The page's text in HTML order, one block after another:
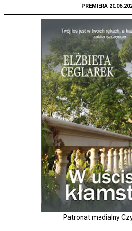
PREMIERA
Patronat medialny